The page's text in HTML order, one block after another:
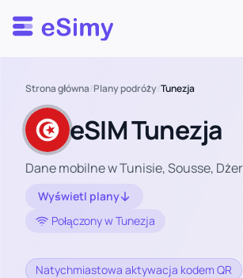
Esimy
Strona główna/Plany podróży/Tunezja
eSIM Tunezja
Dane mobilne w Tunisie, Sousse,
Wyświetl plany
Połączony w Tunezja
Natychmiastowa aktywacja kodem QR